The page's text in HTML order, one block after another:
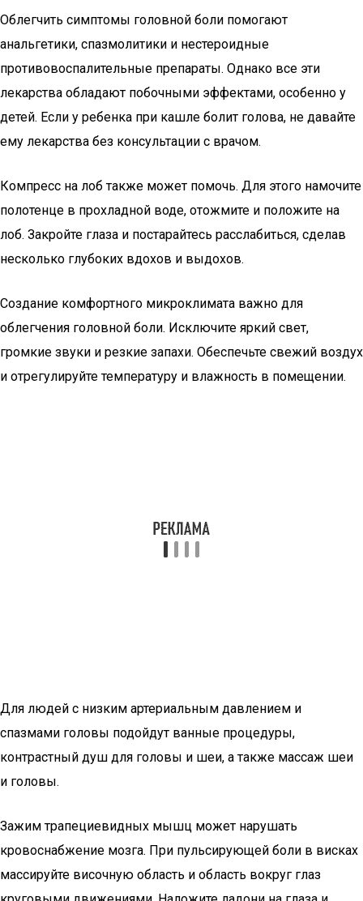
Облегчить симптомы головной боли помогают
анальгетики, спазмолитики и нестероидные
противовоспалительные препараты. Однако все эти
лекарства обладают побочными эффектами, особенно у
детей. Если у ребенка при кашле болит голова, не давайте
ему лекарства без консультации с врачом.
Компресс на лоб также может помочь. Для этого намочите
полотенце в прохладной воде, отожмите и положите на
лоб. Закройте глаза и постарайтесь расслабиться, сделав
несколько глубоких вдохов и выдохов.
Создание комфортного микроклимата важно для
облегчения головной боли. Исключите яркий свет,
громкие звуки и резкие запахи. Обеспечьте свежий воздух
и отрегулируйте температуру и влажность в помещении.
Для людей с низким артериальным давлением и
спазмами головы подойдут ванные процедуры,
контрастный душ для головы и шеи, а также массаж шеи
и головы.
Зажим трапециевидных мышц может нарушать
кровоснабжение мозга. При пульсирующей боли в висках
массируйте височную область и область вокруг глаз